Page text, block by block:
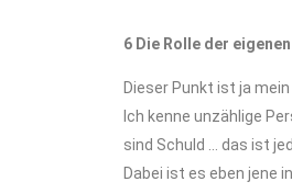
6 Die Rolle der
Dieser Punkt ist ja
Ich kenne unzählige
sind Schuld … das ist
Dabei ist es eben jene